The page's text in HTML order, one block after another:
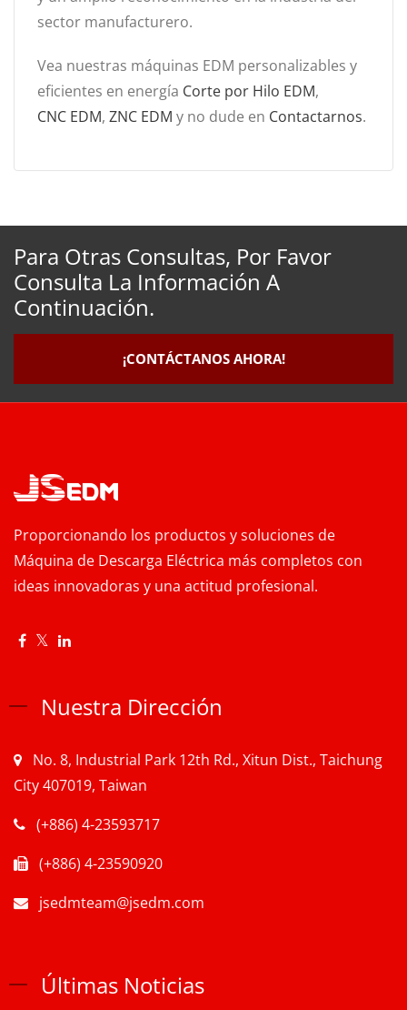
sector manufacturero.
Vea nuestras máquinas EDM personalizables y
eficientes en energía Corte por Hilo EDM,
CNC EDM, ZNC EDM y no dude en Contactarnos.
Para Otras Consultas, Por Favor
Consulta La Información A
Continuación.
¡CONTÁCTANOS AHORA!
Proporcionando los productos y soluciones de
Máquina de Descarga Eléctrica más completos con
ideas innovadoras y una actitud profesional.
Nuestra Dirección
No. 8, Industrial Park 12th Rd., Xitun Dist., Taichung
City 407019, Taiwan
(+886) 4-23593717
(+886) 4-23590920
jsedmteam@jsedm.com
Últimas Noticias